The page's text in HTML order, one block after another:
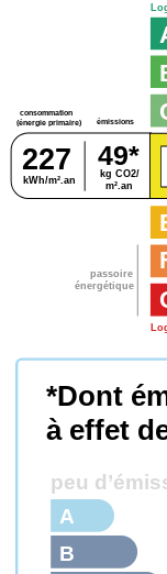
passoire
énergétique
consommation
(énergie primaire)
émissions
kg CO2/
m².an
kWh/m².an
227 49*
*Dont
à effet
peu
B
A